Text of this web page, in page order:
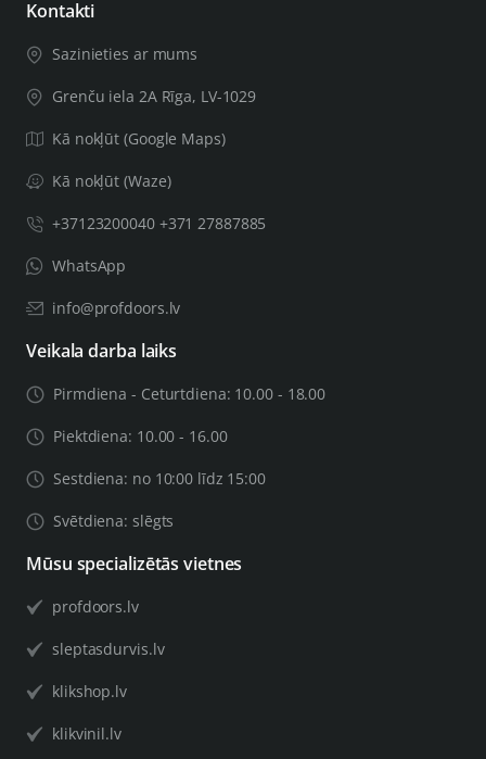
Kontakti
Sazinieties ar mums
Grenču iela 2A Rīga, LV-1029
Kā nokļūt (Google Maps)
Kā nokļūt (Waze)
+37123200040 +371 27887885
WhatsApp
info@profdoors.lv
Veikala darba laiks
Pirmdiena - Ceturtdiena: 10.00 - 18.00
Piektdiena: 10.00 - 16.00
Sestdiena: no 10:00 līdz 15:00
Svētdiena: slēgts
Mūsu specializētās vietnes
profdoors.lv
sleptasdurvis.lv
klikshop.lv
klikvinil.lv